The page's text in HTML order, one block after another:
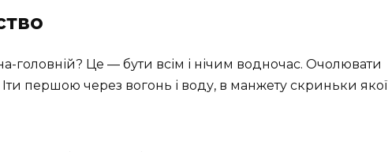
головній? Це — бути всім і нічим водночас. Очолювати
першою через вогонь і воду, в манжету скриньки якої